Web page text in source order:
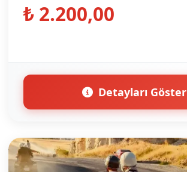
₺ 2.200,00
Detayları Göster